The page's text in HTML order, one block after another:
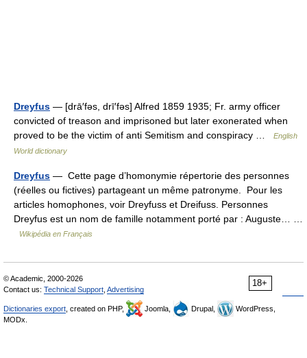
Dreyfus — [drā′fəs, drī′fəs] Alfred 1859 1935; Fr. army officer
convicted of treason and imprisoned but later exonerated when
proved to be the victim of anti Semitism and conspiracy …
English
World dictionary
Dreyfus — Cette page d’homonymie répertorie des personnes
(réelles ou fictives) partageant un même patronyme. Pour les
articles homophones, voir Dreyfuss et Dreifuss. Personnes
Dreyfus est un nom de famille notamment porté par : Auguste… …
Wikipédia en Français
18+
© Academic, 2000-2026
Contact us: Technical Support Advertising
Dictionaries export , created on PHP, Joomla, Drupal,
WordPress,
MODx.